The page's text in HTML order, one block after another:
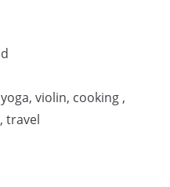
violin, cooking ,
travel